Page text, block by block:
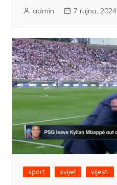
admin 7 rujna, 2024
sport svijet vijesti